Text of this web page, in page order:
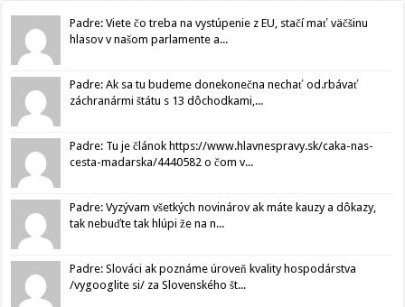
Padre: Viete čo treba na vystúpenie z EU, stačí mať väčšinu
hlasov v našom parlamente a...
Padre: Ak sa tu budeme donekonečna nechať od.rbávať
záchranármi štátu s 13 dôchodkami,...
Padre: Tu je článok https://www.hlavnespravy.sk/caka-nas-
cesta-madarska/4440582 o čom v...
Padre: Vyzývam všetkých novinárov ak máte kauzy a dôkazy,
tak nebuďte tak hlúpi že na n...
Padre: Slováci ak poznáme úroveň kvality hospodárstva
/vygooglite si/ za Slovenského št...